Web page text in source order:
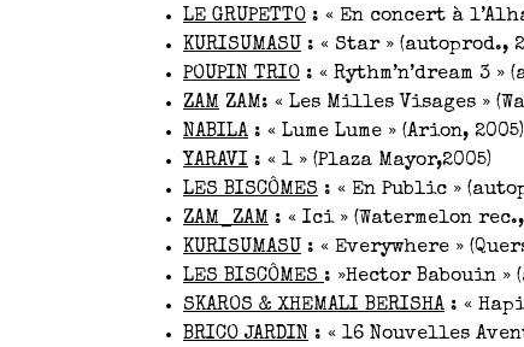
LE GRUPETTO : « En concert à
KURISUMASU : « Star » (autoprod.,
POUPIN TRIO : « Rythm’n’dream 3 »
ZAM ZAM: « Les Milles Visages »
NABILA : « Lume Lume » (Arion, 2005)
YARAVI : « 1 » (Plaza Mayor,2005)
LES BISCÔMES : « En Public »
ZAM_ZAM : « Ici » (Watermelon
KURISUMASU : « Everywhere »
LES BISCÔMES : »Hector Babouin »
SKAROS & XHEMALI BERISHA : «
BRICO JARDIN : « 16 Nouvelles